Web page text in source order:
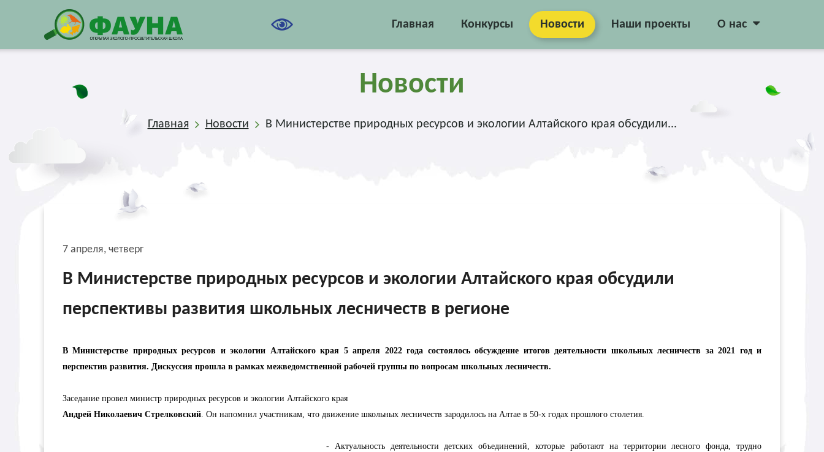
Главная Конкурсы Новости Наши проекты О нас
Новости
Главная Новости В Министерстве природных ресурсов и экологии Алтайского края обсудили...
7 апреля, четверг
В Министерстве природных ресурсов и экологии Алтайского края обсудили
перспективы развития школьных лесничеств в регионе
В Министерстве природных ресурсов и экологии Алтайского края 5 апреля 2022 года состоялось обсуждение итогов деятельности школьных лесничеств за 2021 год и
перспектив развития. Дискуссия прошла в рамках межведомственной рабочей группы по вопросам школьных лесничеств.
Заседание провел министр природных ресурсов и экологии Алтайского края
Андрей Николаевич Стрелковский. Он напомнил участникам, что движение школьных лесничеств зародилось на Алтае в 50-х годах прошлого столетия.
- Актуальность деятельности детских объединений, которые работают на территории лесного фонда, трудно